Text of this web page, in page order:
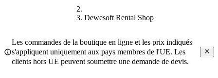
Dewesoft Rental Shop
Les commandes de la boutique en ligne et les prix indiqués
s'appliquent uniquement aux pays membres de l'UE. Les
clients hors UE peuvent soumettre une demande de devis.